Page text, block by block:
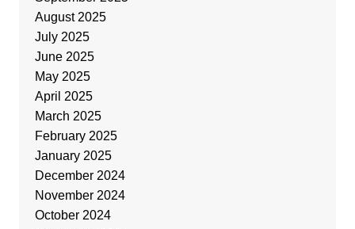
August 2025
July 2025
June 2025
May 2025
April 2025
March 2025
February 2025
January 2025
December 2024
November 2024
October 2024